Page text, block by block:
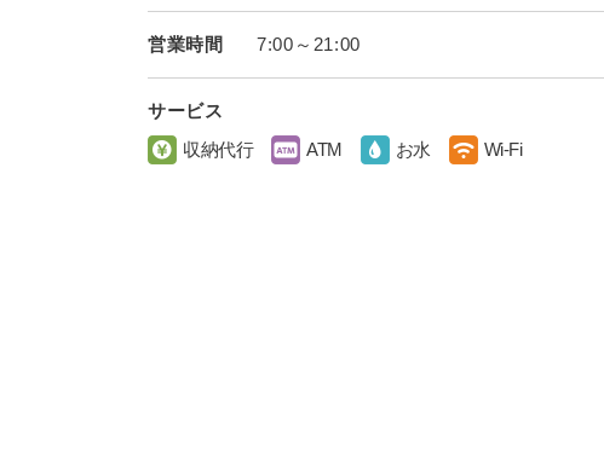
営業時間 7:00～21:00
サービス
収納代行
ATM お水 Wi-Fi